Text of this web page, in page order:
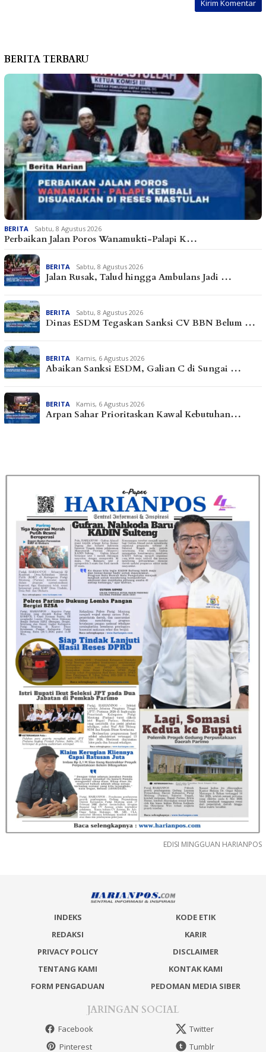
BERITA TERBARU
BERITA Sabtu, 8 Agustus 2026
Perbaikan Jalan Poros Wanamukti-Palapi K…
BERITA Sabtu, 8 Agustus 2026
Jalan Rusak, Talud hingga Ambulans Jadi …
BERITA Sabtu, 8 Agustus 2026
Dinas ESDM Tegaskan Sanksi CV BBN Belum …
BERITA Kamis, 6 Agustus 2026
Abaikan Sanksi ESDM, Galian C di Sungai …
BERITA Kamis, 6 Agustus 2026
Arpan Sahar Prioritaskan Kawal Kebutuhan…
EDISI MINGGUAN HARIANPOS
INDEKS
KODE ETIK
REDAKSI
KARIR
PRIVACY POLICY
DISCLAIMER
TENTANG KAMI
KONTAK KAMI
FORM PENGADUAN
PEDOMAN MEDIA SIBER
JARINGAN SOCIAL
Facebook
Twitter
Pinterest
Tumblr